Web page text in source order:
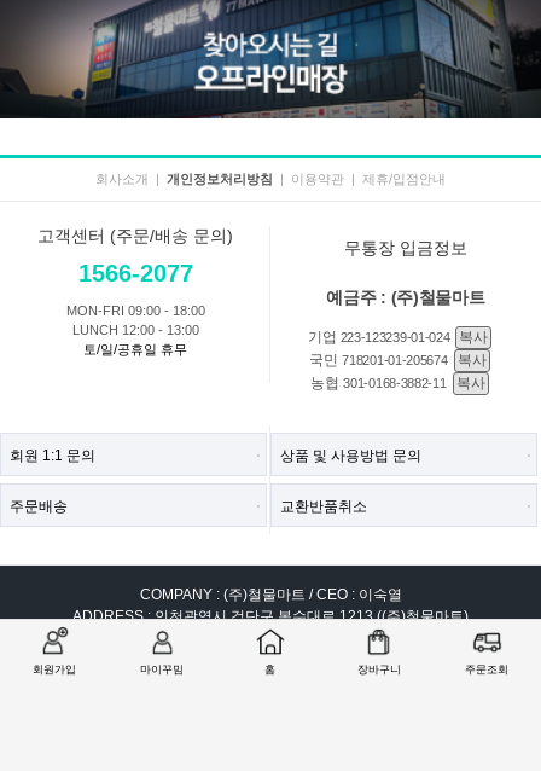
회원가입 마이꾸밈 홈 장바구니 주문조회
회사소개 | 개인정보처리방침 | 이용약관 | 제휴/입점안내
고객센터 (주문/배송 문의)
1566-2077
MON-FRI 09:00 - 18:00
LUNCH 12:00 - 13:00
토/일/공휴일 휴무
무통장 입금정보
예금주 : (주)철물마트
기업 223-123239-01-024
복사
국민718201-01-205674
복사
농협301-0168-3882-11 복사
회원 1:1 문의
주문배송
상품 및 사용방법 문의
교환반품취소
COMPANY : (주)철물마트 / CEO : 이숙열
ADDRESS : 인천광역시 검단구 봉수대로 1213 ((주)철물마트)
CALL CENTER :
1566-2077| FAX : 0303-0202-2077
E-MAIL : help@99mim.com
개인정보보호책임자 : 이숙열